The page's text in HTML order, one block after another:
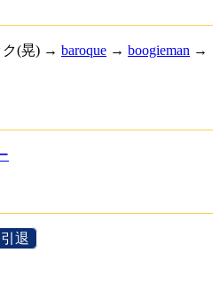
(晃) → baroque → boogieman →
引退